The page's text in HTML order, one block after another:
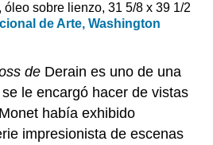
óleo sobre lienzo, 31 5/8 x 39 1/2
de Arte, Washington
de Derain es uno de una
le encargó hacer de vistas
había exhibido
impresionista de escenas